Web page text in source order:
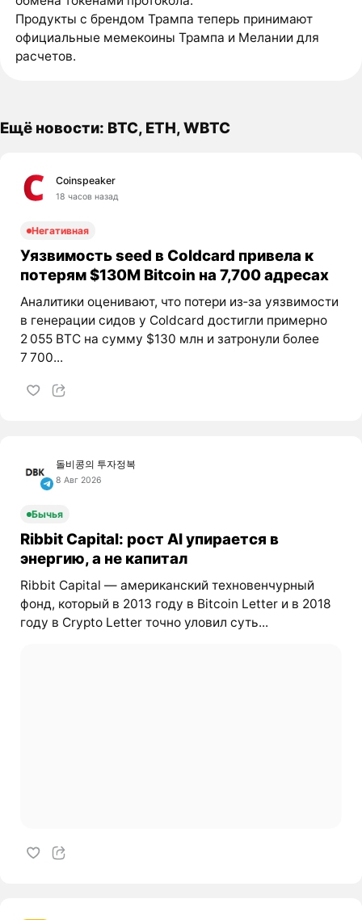
Продукты с брендом Трампа теперь принимают
официальные мемекоины Трампа и Мелании для
расчетов.
Ещё новости: BTC, ETH, WBTC
Coinspeaker
18 часов назад
Негативная
Уязвимость seed в Coldcard привела к
потерям $130M Bitcoin на 7,700 адресах
Аналитики оценивают, что потери из‑за уязвимости
в генерации сидов у Coldcard достигли примерно
2 055 BTC на сумму $130 млн и затронули более
7 700...
돌비콩의 투자정복
8 Авг 2026
Бычья
Ribbit Capital: рост AI упирается в
энергию, а не капитал
Ribbit Capital — американский техновенчурный
фонд, который в 2013 году в Bitcoin Letter и в 2018
году в Crypto Letter точно уловил суть...